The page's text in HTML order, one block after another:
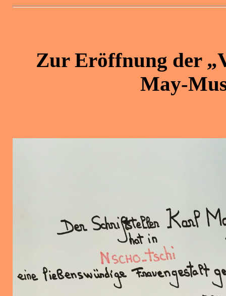
Zur Eröffnung der
May-